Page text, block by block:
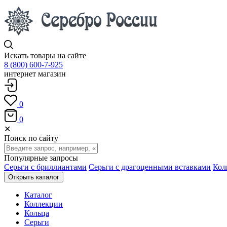
Искать товары на сайте
8 (800) 600-7-925
интернет магазин
0
0
✕
Поиск по сайту
Популярные запросы
Серьги с бриллиантами Серьги с драгоценными вставками
Открыть каталог
Каталог
Коллекции
Кольца
Серьги